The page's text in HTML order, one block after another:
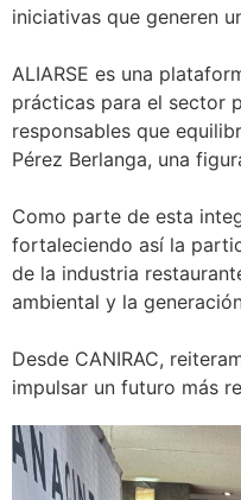
iniciativas que generen
ALIARSE es una
prácticas para el sector
responsables que
Pérez Berlanga, una
Como parte de esta
fortaleciendo así la
de la industria
ambiental y la
Desde CANIRAC,
impulsar un futuro más